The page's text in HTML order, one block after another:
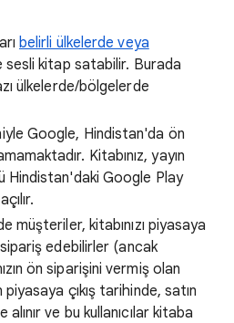
belirli ülkelerde veya
sesli kitap satabilir. Burada
ülkelerde/bölgelerde
Google, Hindistan'da ön
Kitabınız, yayın
Hindistan'daki Google Play
müşteriler, kitabınızı piyasaya
edebilirler (ancak
ön siparişini vermiş olan
çıkış tarihinde, satın
ve bu kullanıcılar kitaba